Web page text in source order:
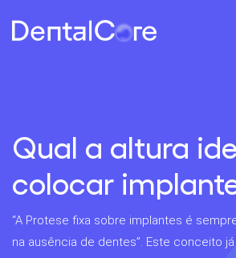
Qual a altura
colocar
“A Protese fixa sobre implantes é
na ausência de dentes”. Este conceito